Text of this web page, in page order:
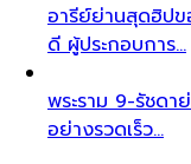
อารีย์ย่านสุดฮิปข
ดี ผู้ประกอบการ…
พระราม 9-รัชดา
อย่างรวดเร็ว…